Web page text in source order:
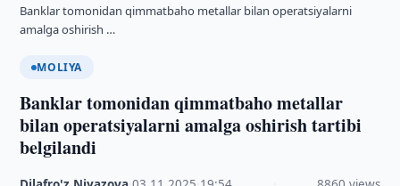
Banklar tomonidan qimmatbaho metallar bilan operatsiyalarni
amalga oshirish …
MOLIYA
Banklar tomonidan qimmatbaho metallar
bilan operatsiyalarni amalga oshirish tartibi
belgilandi